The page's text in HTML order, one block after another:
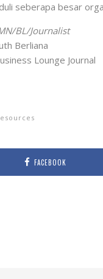
seberapa besar
BL/Journalist
Berliana
Lounge Journal
FACEBOOK